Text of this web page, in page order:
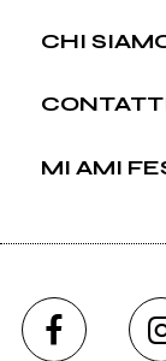
CHI
MI AMI